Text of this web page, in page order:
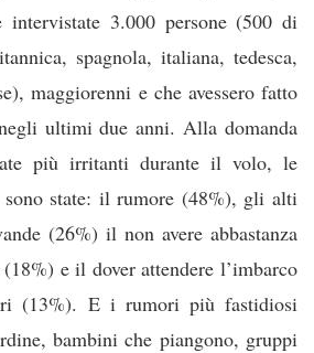
intervistate 3.000 persone (500 di
spagnola, italiana, tedesca,
maggiorenni e che avessero fatto
ultimi due anni. Alla domanda
più irritanti durante il volo, le
state: il rumore (48%), gli alti
(26%) il non avere abbastanza
e il dover attendere l’imbarco
(13%). E i rumori più fastidiosi
bambini che piangono, gruppi